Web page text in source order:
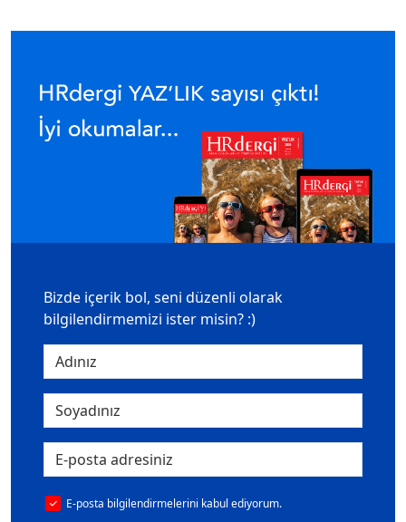
Bizde içerik bol, seni düzenli olarak
bilgilendirmemizi ister misin? :)
E-posta bilgilendirmelerini kabul ediyorum.